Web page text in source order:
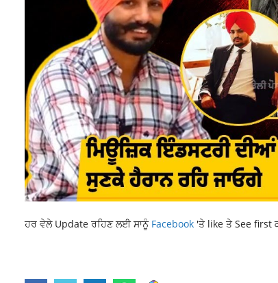
ਹਰ ਵੇਲੇ Update ਰਹਿਣ ਲਈ ਸਾਨੂੰ Facebook 'ਤੇ like ਤੇ See first